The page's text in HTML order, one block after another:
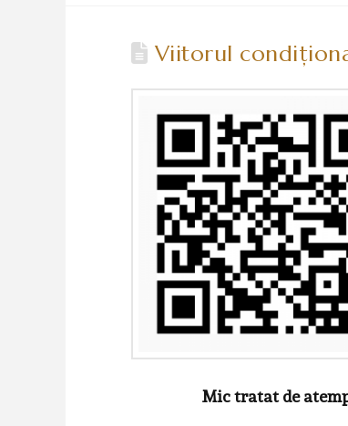
Viitorul
Mic tratat de